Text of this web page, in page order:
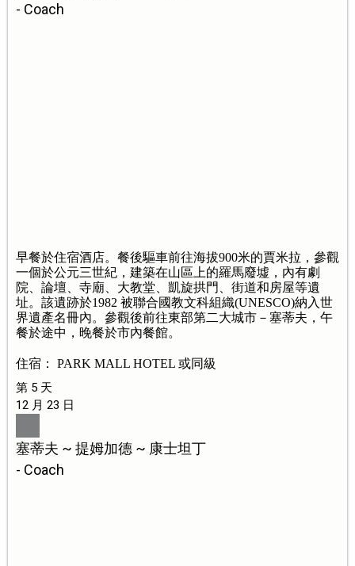
- Coach
早餐於住宿酒店。餐後驅車前往海拔900米的賈米拉，參觀
一個於公元三世紀，建築在山區上的羅馬廢墟，內有劇
院、論壇、寺廟、大教堂、凱旋拱門、街道和房屋等遺
址。該遺跡於1982 被聯合國教文科組織(UNESCO)納入世
界遺產名冊內。參觀後前往東部第二大城市－塞蒂夫，午
餐於途中，晚餐於市內餐館。
住宿： PARK MALL HOTEL 或同級
第 5 天
12 月 23 日
塞蒂夫 ~ 提姆加德 ~ 康士坦丁
- Coach